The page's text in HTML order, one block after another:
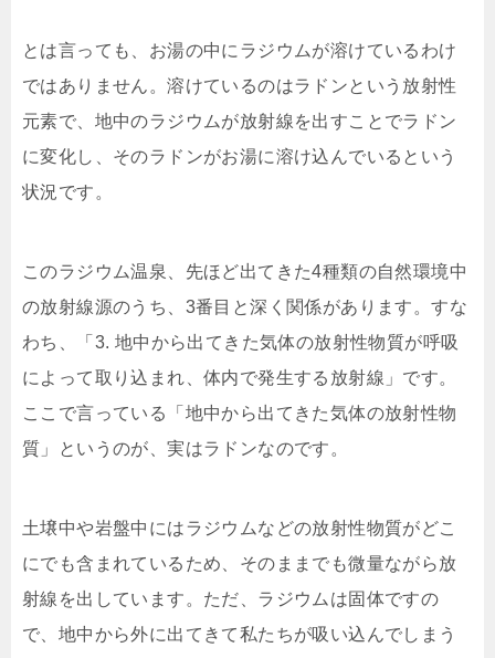
とは言っても、お湯の中にラジウムが溶けているわけ
ではありません。溶けているのはラドンという放射性
元素で、地中のラジウムが放射線を出すことでラドン
に変化し、そのラドンがお湯に溶け込んでいるという
状況です。
このラジウム温泉、先ほど出てきた4種類の自然環境中
の放射線源のうち、3番目と深く関係があります。すな
わち、「3. 地中から出てきた気体の放射性物質が呼吸
によって取り込まれ、体内で発生する放射線」です。
ここで言っている「地中から出てきた気体の放射性物
質」というのが、実はラドンなのです。
土壌中や岩盤中にはラジウムなどの放射性物質がどこ
にでも含まれているため、そのままでも微量ながら放
射線を出しています。ただ、ラジウムは固体ですの
で、地中から外に出てきて私たちが吸い込んでしまう